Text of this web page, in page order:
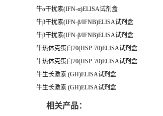
牛α干扰素(IFN-α)ELISA试剂盒
牛β干扰素(IFN-β/IFNB)ELISA试剂盒
牛β干扰素(IFN-β/IFNB)ELISA试剂盒
牛热休克蛋白70(HSP-70)ELISA试剂盒
牛热休克蛋白70(HSP-70)ELISA试剂盒
牛生长激素 (GH)ELISA试剂盒
牛生长激素 (GH)ELISA试剂盒
相关产品：